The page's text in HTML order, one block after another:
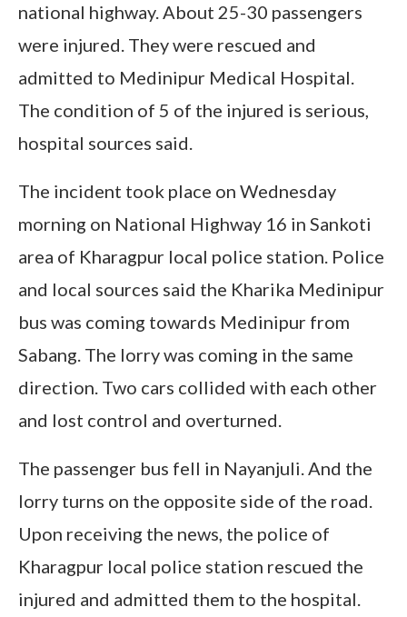
national highway. About 25-30 passengers
were injured. They were rescued and
admitted to Medinipur Medical Hospital.
The condition of 5 of the injured is serious,
hospital sources said.
The incident took place on Wednesday
morning on National Highway 16 in Sankoti
area of Kharagpur local police station. Police
and local sources said the Kharika Medinipur
bus was coming towards Medinipur from
Sabang. The lorry was coming in the same
direction. Two cars collided with each other
and lost control and overturned.
The passenger bus fell in Nayanjuli. And the
lorry turns on the opposite side of the road.
Upon receiving the news, the police of
Kharagpur local police station rescued the
injured and admitted them to the hospital.